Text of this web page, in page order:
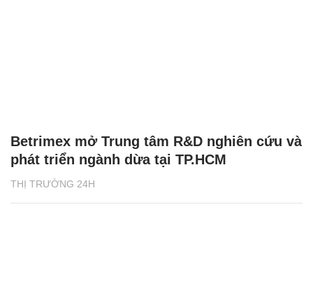
THỊ TRƯỜNG 24H
Betrimex mở Trung tâm R&D nghiên cứu và
phát triển ngành dừa tại TP.HCM